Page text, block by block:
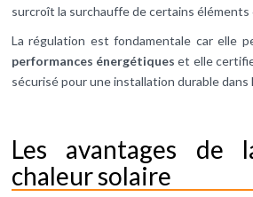
surcroît la surchauffe de certains éléments
La régulation est fondamentale car elle
performances énergétiques et elle
sécurisé pour une installation durable dans
Les avantages de
chaleur solaire